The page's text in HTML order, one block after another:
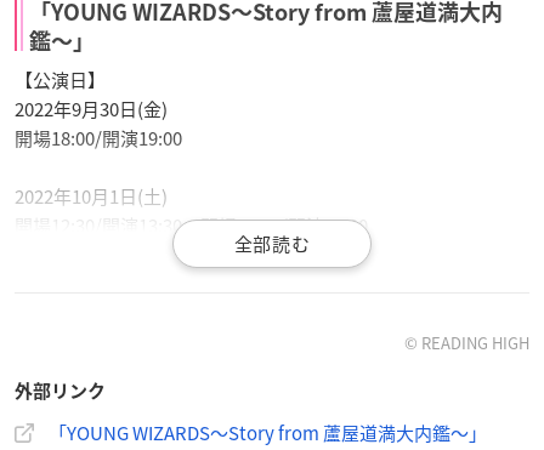
「YOUNG WIZARDS〜Story from 蘆屋道満大内
鑑〜」
【公演日】
2022年9月30日(金)
開場18:00/開演19:00
2022年10月1日(土)
開場12:30/開演13:30 開場17:00/開演18:00
（神奈川県横浜市西区みなとみらい１丁目１−１）
【スタッフ】
原作・脚本・演出：藤沢文翁
© READING HIGH
外部リンク
「YOUNG WIZARDS〜Story from 蘆屋道満大内鑑〜」